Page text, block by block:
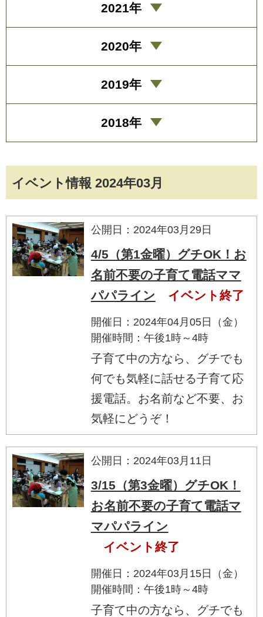
イベント情報 2024年03月
公開日：2024年03月29日
4/5（第1金曜）グチOK！お
名前不要の子育て電話ママ
パパライン
イベント終了
開催日：2024年04月05日（金）
開催時間：午後1時～4時
子育て中の方なら、グチでも
何でも気軽に話せる子育て応
援電話。お名前など不要、お
気軽にどうぞ！
公開日：2024年03月11日
3/15（第3金曜）グチOK！
お名前不要の子育て電話マ
マパパライン
イベント終了
開催日：2024年03月15日（金）
開催時間：午後1時～4時
子育て中の方なら、グチでも
2021年
2020年
2019年
2018年